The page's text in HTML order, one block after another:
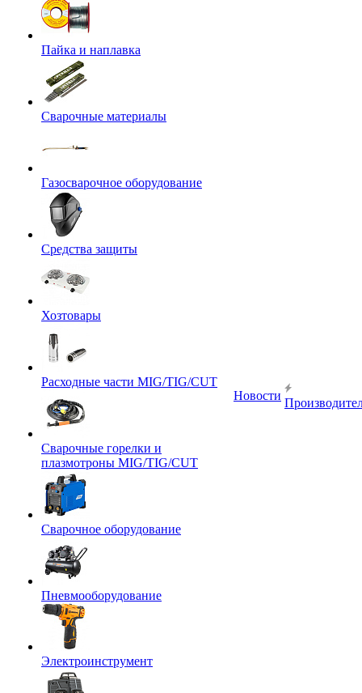
Пайка и наплавка
Сварочные материалы
Газосварочное оборудование
Средства защиты
Хозтовары
Расходные части MIG/TIG/CUT
Сварочные горелки и
плазмотроны MIG/TIG/CUT
Сварочное оборудование
Пневмооборудование
Электроинструмент
Новости